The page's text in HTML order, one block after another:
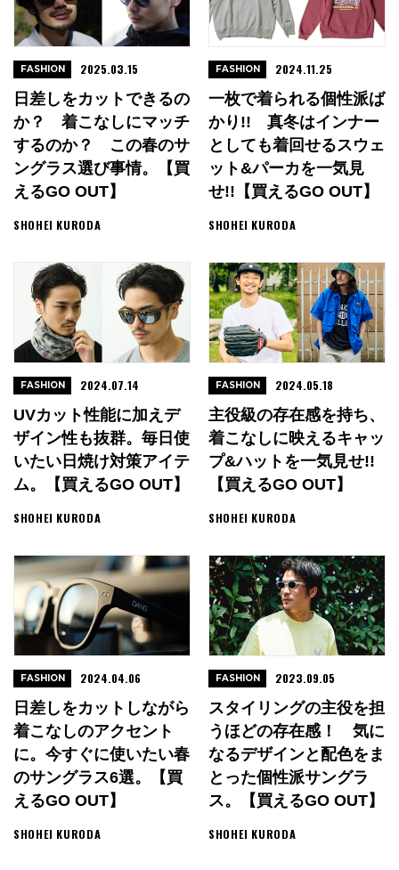
日差しをカットできるの
か？ 着こなしにマッチ
するのか？ この春のサ
ングラス選び事情。【買
えるGO OUT】
SHOHEI KURODA
FASHION 2025.03.15
一枚で着られる個性派ば
かり!! 真冬はインナー
としても着回せるスウェ
ット&パーカを一気見
せ!!【買えるGO OUT】
SHOHEI KURODA
FASHION 2024.11.25
UVカット性能に加えデ
ザイン性も抜群。毎日使
いたい日焼け対策アイテ
ム。【買えるGO OUT】
SHOHEI KURODA
FASHION 2024.07.14
主役級の存在感を持ち、
着こなしに映えるキャッ
プ&ハットを一気見せ!!
【買えるGO OUT】
SHOHEI KURODA
FASHION 2024.05.18
日差しをカットしながら
着こなしのアクセント
に。今すぐに使いたい春
のサングラス6選。【買
えるGO OUT】
SHOHEI KURODA
FASHION 2024.04.06
スタイリングの主役を担
うほどの存在感！ 気に
なるデザインと配色をま
とった個性派サングラ
ス。【買えるGO OUT】
SHOHEI KURODA
FASHION 2023.09.05